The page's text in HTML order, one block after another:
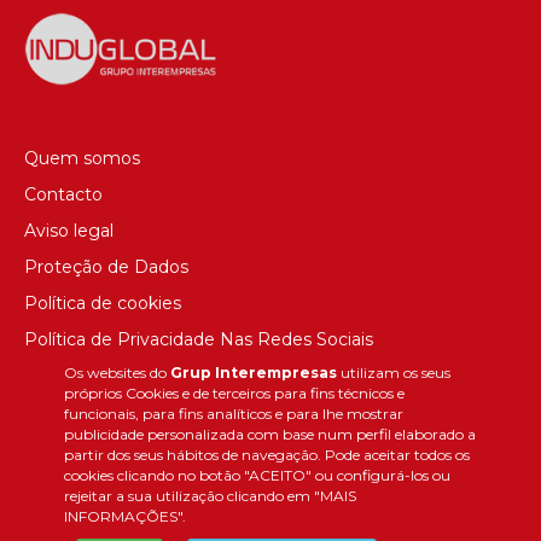
Os websites do Grup Interempresasutilizam os seus
próprios Cookies e de terceiros para fins técnicos e
funcionais, para fins analíticos e para lhe mostrar
publicidade personalizada com base num perfil elaborado a
partir dos seus hábitos de navegação. Pode aceitar todos os
cookies clicando no botão "ACEITO" ou configurá-los ou
rejeitar a sua utilização clicando em "MAIS
INFORMAÇÕES".
Quem somos
Contacto
Aviso legal
Proteção de Dados
Política de cookies
Política de Privacidade Nas Redes Sociais
Canal de denúncias
Colaborações editoriais